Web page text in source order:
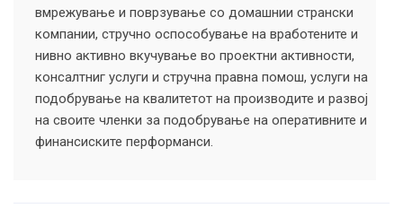
вмрежување и поврзување со домашнии странски
компании, стручно оспособување на вработените и
нивно активно вкучување во проектни активности,
консалтниг услуги и стручна правна помош, услуги на
подобрување на квалитетот на производите и развој
на своите членки за подобрување на оперативните и
финансиските перформанси.